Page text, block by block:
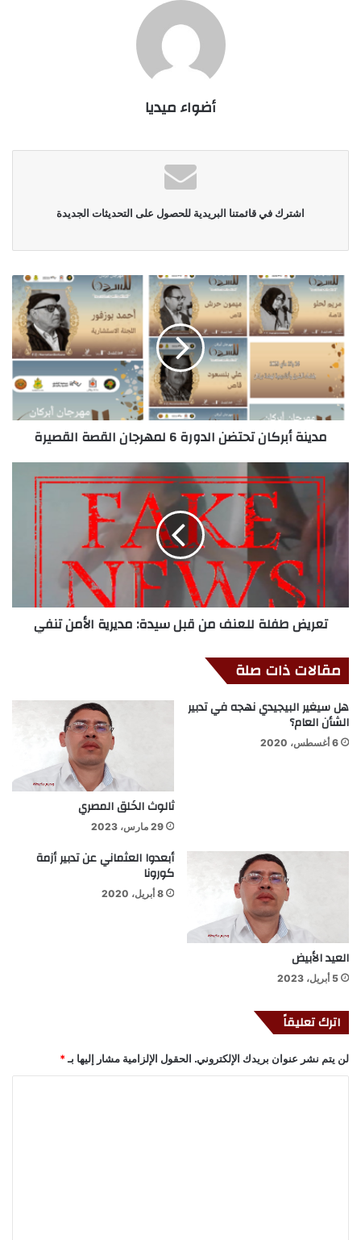
أضواء ميديا
اشترك في قائمتنا البريدية للحصول على التحديثات الجديدة
مدينة أبركان تحتضن الدورة 6 لمهرجان القصة القصيرة
تعريض طفلة للعنف من قبل سيدة: مديرية الأمن تنفي
مقالات ذات صلة
هل سيغير البيجيدي نهجه في تدبير
الشأن العام؟
6 أغسطس، 2020
ثالوث الخَلق المصري
29 مارس، 2023
العيد الأبيض
5 أبريل، 2023
أبعدوا العثماني عن تدبير أزمة
كورونا
8 أبريل، 2020
اترك تعليقاً
لن يتم نشر عنوان بريدك الإلكتروني. الحقول الإلزامية مشار إليها بـ *